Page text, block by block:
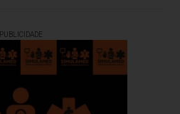
PUBLICIDADE